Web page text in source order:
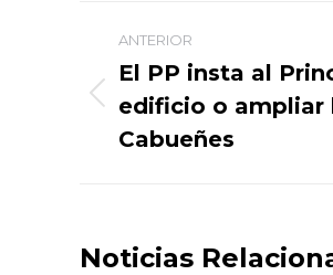
Navegación
entre
ANTERIOR
Publicación
anterior:
El PP insta al
edificio o ampliar
Cabueñes
Noticias